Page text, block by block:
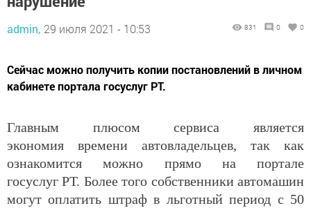
admin, 29 июля 2021 - 10:53 831 0 0
Сейчас можно получить копии постановлений в личном
кабинете портала госуслуг РТ.
Главным плюсом сервиса является
экономия времени автовладельцев, так как
ознакомится можно прямо на портале
госуслуг РТ. Более того собственники автомашин
могут оплатить штраф в льготный период с 50